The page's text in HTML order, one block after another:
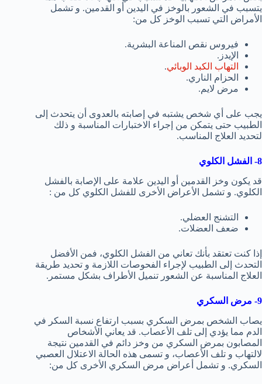
يتسبب في الشعور بالوخز في اليدين أو القدمين. و تشمل
الأمراض التي تسبب الوخز كل من:
فيروس نقص المناعة البشرية.
الإيدز.
التهاب الكبد الوبائي.
الحزام الناري.
مرض لايم.
يجب على أي شخص يشتبه في إصابته بالعدوى أن يتحدث إلى
الطبيب حتى يتمكن من إجراء الاختبارات المناسبة و ذلك
لتحديد العلاج المناسب.
8- الفشل الكلوي
قد يكون وخز القدمين أو اليدين علامة على الإصابة بالفشل
الكلوي. و تشمل الأعراض الأخرى للفشل الكلوي كل من :
التشنج العضلي.
ضعف العضلات.
إذا كنت تعتقد بأنك تعاني من الفشل الكلوي، فمن الأفضل
التحدث إلى الطبيب لإجراء الفحوصات اللازمة و تحديد طريقة
العلاج المناسبة عن الشعور تنميل الأطراف بشكل مستمر.
9- مرض السكري
يصاب الشخص بمرض السكري بسبب ارتفاع نسبة السكر في
الدم مما يؤدي إلى تلف الأعصاب. قد يعاني الأشخاص
المصابون بمرض السكري من وخز دائم في القدمين نتيجة
لالتهاب و تلف الأعصاب، و تسمى هذه الحالة الاعتلال العصبي
السكري. و تشمل أعراض مرض السكري الأخرى كل من: